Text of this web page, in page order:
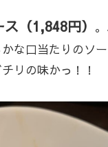
（1,848円）
な口当たりのソ
リの味かっ！！